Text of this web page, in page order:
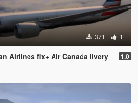
371 1
Airlines fix+ Air Canada livery 1.0